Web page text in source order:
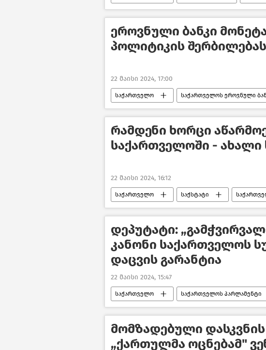
საქართველოს ეკონომიკა ახალი ამბები
ეროვნული ბანკი
პოლიტიკის
22 მაისი 2024, 17:00
საქართველო საქართველოს ეროვნული
ახალი ამბები
რამდენი ხორცი
საქართველოში - ახალი
22 მაისი 2024, 16:12
საქართველო საქსტატი
ახალი ამბები
დეპუტატი:
კანონი საქართველოს
დაცვის გარანტია
22 მაისი 2024, 15:47
საქართველო საქართველოს პარლამენტი
კანონი უცხოური გავლენის გამჭვირვალობის
პოლიტიკა საქართველოში ახალი ამბები
მომზადებული
„ქართულმა ოცნებამ"